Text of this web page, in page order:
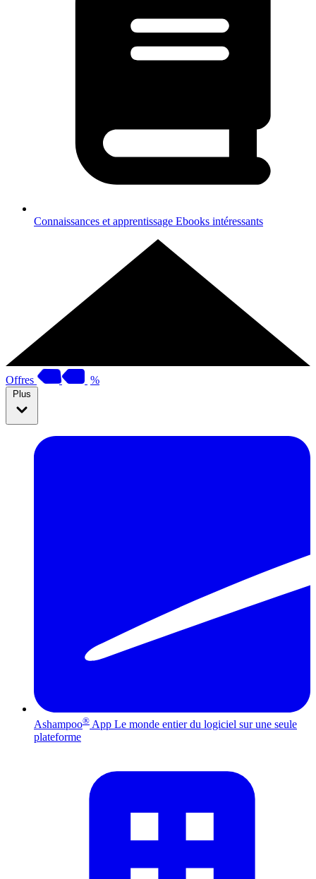
Connaissances et apprentissage Ebooks intéressants
Offres %
Plus
Ashampoo® App Le monde entier du logiciel sur une seule
plateforme